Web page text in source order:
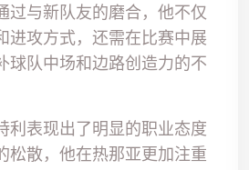
过与新队友的磨合，他不仅
进攻方式，还需在比赛中展
球队中场和边路创造力的不
利表现出了明显的职业态度
松散，他在热那亚更加注重